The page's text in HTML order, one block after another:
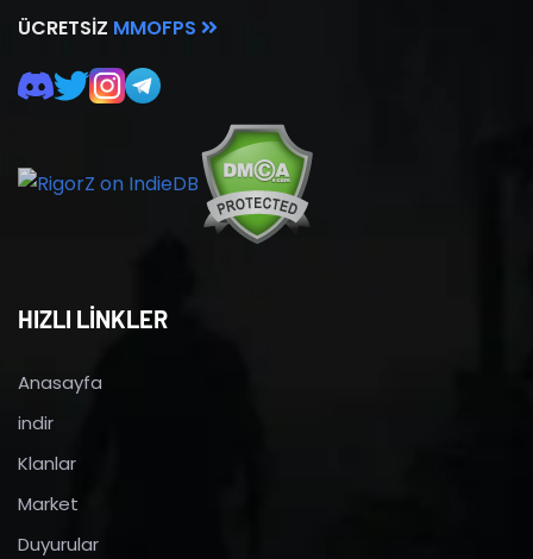
ÜCRETSIZ MMOFPS
HIZLI LİNKLER
Anasayfa
indir
Klanlar
Market
Duyurular